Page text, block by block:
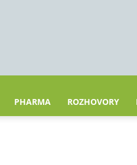
PHARMA ROZHOVORY